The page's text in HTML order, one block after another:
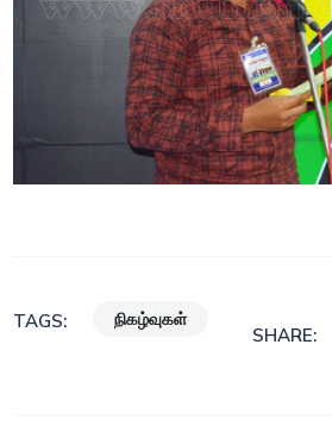
TAGS: நிகழ்வுகள்
SHARE: